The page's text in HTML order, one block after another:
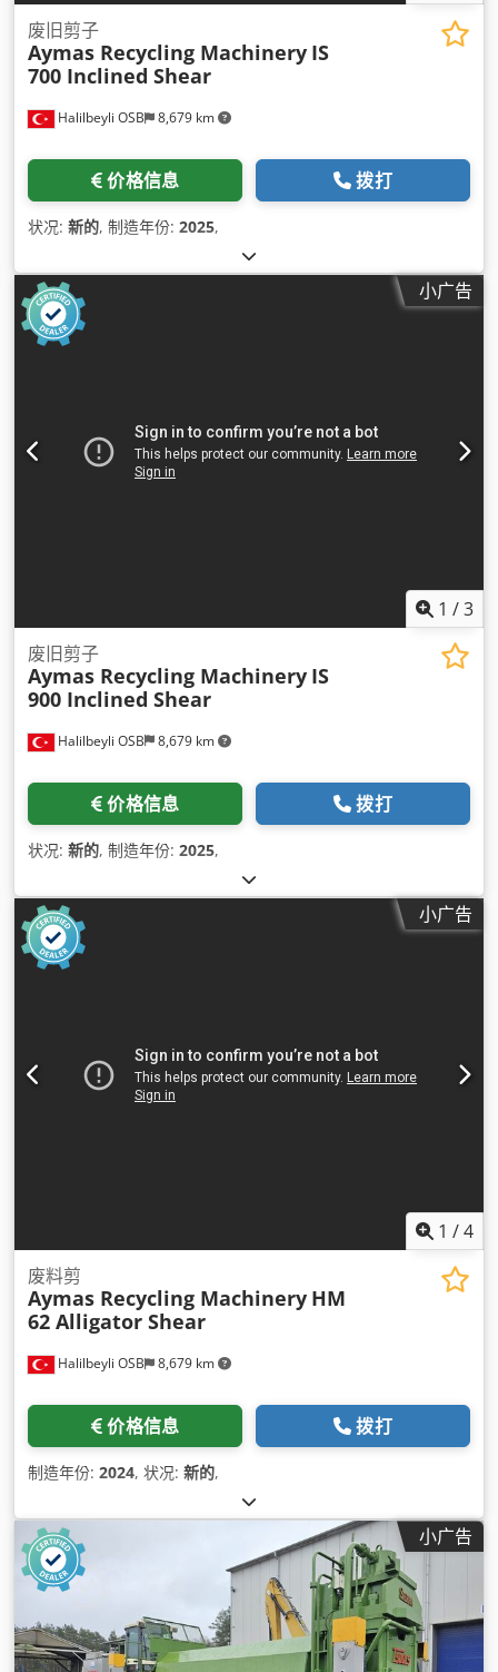
Halilbeyli OSB 8,679 km
废旧剪子
Aymas Recycling Machinery IS
700 Inclined Shear
价格信息 拨打
状况: 新的, 制造年份: 2025,
小广告
1 /3
Halilbeyli OSB 8,679 km
废旧剪子
Aymas Recycling Machinery IS
900 Inclined Shear
价格信息 拨打
状况: 新的, 制造年份: 2025,
小广告
1 /4
Halilbeyli OSB 8,679 km
废料剪
Aymas Recycling Machinery HM
62 Alligator Shear
价格信息 拨打
制造年份: 2024, 状况: 新的,
小广告